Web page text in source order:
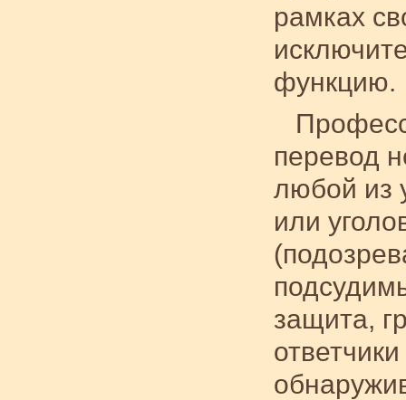
рамках
функцию.
перевод
любой из
или
защита,